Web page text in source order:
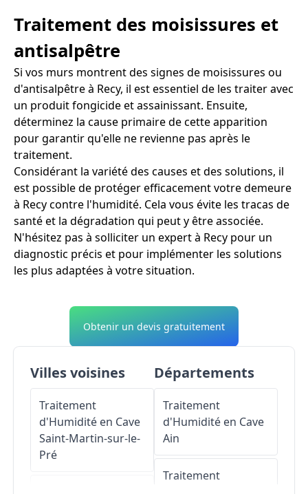
Traitement des moisissures et
antisalpêtre
Si vos murs montrent des signes de moisissures ou
d'antisalpêtre à Recy, il est essentiel de les traiter avec
un produit fongicide et assainissant. Ensuite,
déterminez la cause primaire de cette apparition
pour garantir qu'elle ne revienne pas après le
traitement.
Considérant la variété des causes et des solutions, il
est possible de protéger efficacement votre demeure
à Recy contre l'humidité. Cela vous évite les tracas de
santé et la dégradation qui peut y être associée.
N'hésitez pas à solliciter un expert à Recy pour un
diagnostic précis et pour implémenter les solutions
les plus adaptées à votre situation.
Obtenir un devis gratuitement
Villes voisines
Traitement
d'Humidité en Cave
Saint-Martin-sur-le-
Pré
Départements
Traitement
d'Humidité en Cave
Ain
Traitement